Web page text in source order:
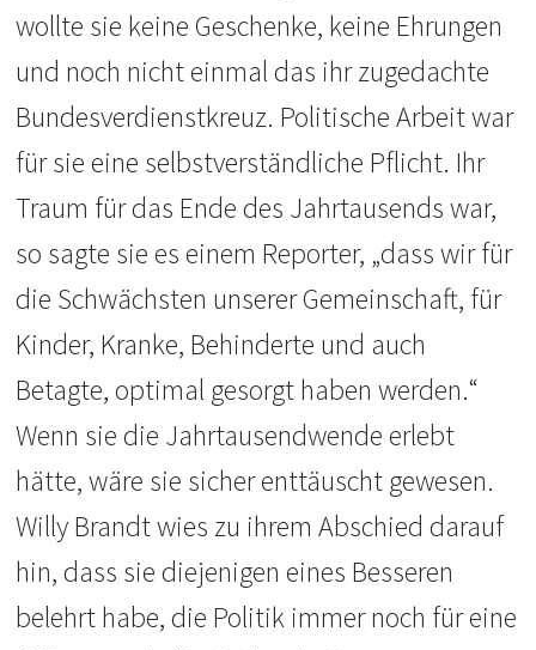
wollte sie keine Geschenke, keine Ehrungen
und noch nicht einmal das ihr zugedachte
Bundesverdienstkreuz. Politische Arbeit war
für sie eine selbstverständliche Pflicht. Ihr
Traum für das Ende des Jahrtausends war,
so sagte sie es einem Reporter, „dass wir für
die Schwächsten unserer Gemeinschaft, für
Kinder, Kranke, Behinderte und auch
Betagte, optimal gesorgt haben werden.“
Wenn sie die Jahrtausendwende erlebt
hätte, wäre sie sicher enttäuscht gewesen.
Willy Brandt wies zu ihrem Abschied darauf
hin, dass sie diejenigen eines Besseren
belehrt habe, die Politik immer noch für eine